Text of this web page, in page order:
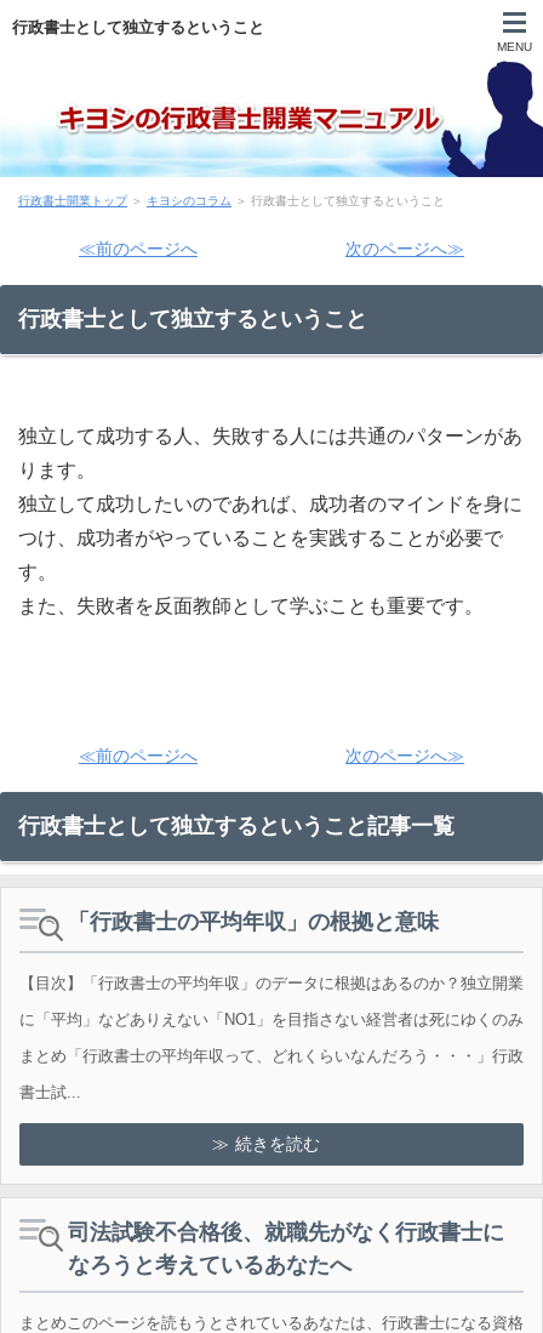
行政書士として独立するということ
MENU
自己紹介
登録申請まで
実務
行政書士試験
行政書士開業トップ＞ キヨシのコラム ＞ 行政書士として独立するということ
≪前のページへ 次のページへ≫
行政書士として独立するということ
独立して成功する人、失敗する人には共通のパターンがあ
ります。
独立して成功したいのであれば、成功者のマインドを身に
つけ、成功者がやっていることを実践することが必要で
す。
また、失敗者を反面教師として学ぶことも重要です。
≪前のページへ 次のページへ≫
行政書士として独立するということ記事一覧
「行政書士の平均年収」の根拠と意味
【目次】「行政書士の平均年収」のデータに根拠はあるのか？独立開業
に「平均」などありえない「NO1」を目指さない経営者は死にゆくのみ
まとめ「行政書士の平均年収って、どれくらいなんだろう・・・」行政
書士試...
続きを読む
司法試験不合格後、就職先がなく行政書士に
なろうと考えているあなたへ
まとめこのページを読もうとされているあなたは、行政書士になる資格